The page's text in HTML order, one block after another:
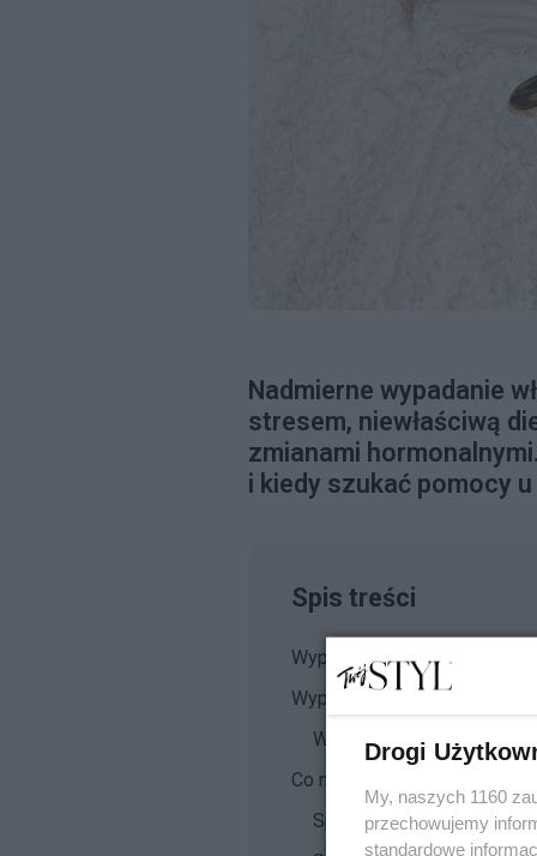
Nadmierne wypadanie
stresem, niewłaściwą
zmianami
i kiedy szukać pomocy
Spis treści
Wypadające włosy – kiedy
Wypadanie włosów –
Wypadanie włosów po
Co na wypadanie włosów?
Sposoby na wypadanie
Drogi
My, naszych 1160
przechowujemy
standardowe